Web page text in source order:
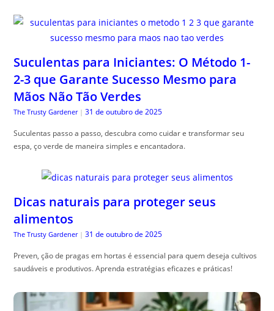
Suculentas para Iniciantes: O Método 1-
2-3 que Garante Sucesso Mesmo para
Mãos Não Tão Verdes
The Trusty Gardener | 31 de outubro de 2025
Suculentas passo a passo, descubra como cuidar e transformar seu
espa, ço verde de maneira simples e encantadora.
Dicas naturais para proteger seus
alimentos
The Trusty Gardener | 31 de outubro de 2025
Preven, ção de pragas em hortas é essencial para quem deseja cultivos
saudáveis e produtivos. Aprenda estratégias eficazes e práticas!